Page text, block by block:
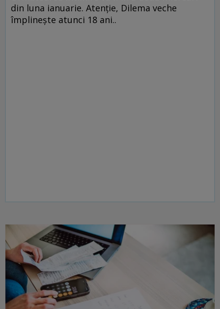
din luna ianuarie. Atenţie, Dilema veche
împlineşte atunci 18 ani..